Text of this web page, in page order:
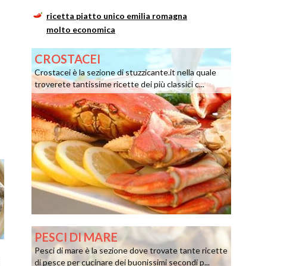
ricetta piatto unico emilia romagna
molto economica
CROSTACEI
Crostacei è la sezione di stuzzicante.it nella quale
troverete tantissime ricette dei più classici c...
PESCI DI MARE
Pesci di mare è la sezione dove trovate tante ricette
di pesce per cucinare dei buonissimi secondi p...